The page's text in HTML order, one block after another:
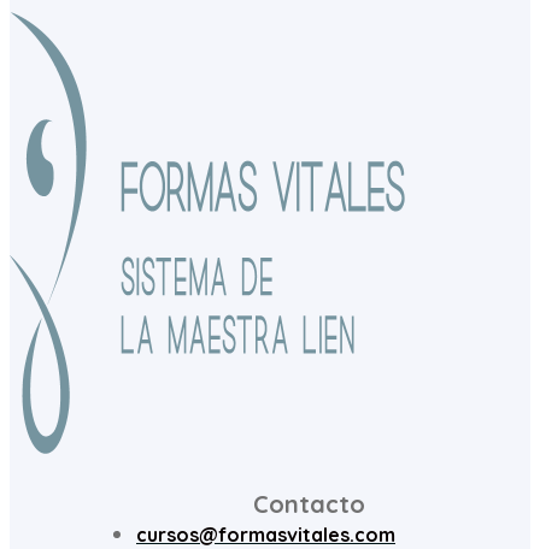
Contacto
cursos@formasvitales.com